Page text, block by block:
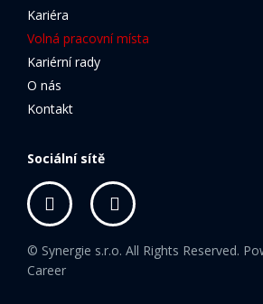
Kariéra
Volná pracovní místa
Kariérní rady
O nás
Kontakt
Sociální sítě
© Synergie s.r.o. All Rights Reserved.
Career